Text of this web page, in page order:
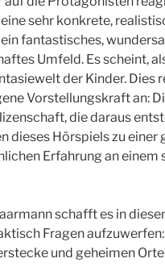
sehr konkrete,
fantastisches,
Umfeld. Es scheint,
der Kinder. Dies
Vorstellungskraft an:
die daraus
dieses Hörspiels zu einer
Erfahrung an einem
schafft es in
Fragen
und geheimen